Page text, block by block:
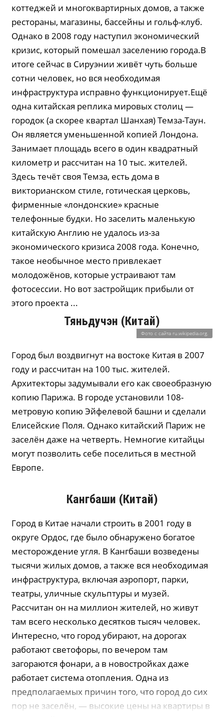
коттеджей и многоквартирных домов, а также
рестораны, магазины, бассейны и гольф-клуб.
Однако в 2008 году наступил экономический
кризис, который помешал заселению города.В
итоге сейчас в Сируэнии живёт чуть больше
сотни человек, но вся необходимая
инфраструктура исправно функционирует.Ещё
одна китайская реплика мировых столиц —
городок (а скорее квартал Шанхая) Темза-Таун.
Он является уменьшенной копией Лондона.
Занимает площадь всего в один квадратный
километр и рассчитан на 10 тыс. жителей.
Здесь течёт своя Темза, есть дома в
викторианском стиле, готическая церковь,
фирменные «лондонские» красные
телефонные будки. Но заселить маленькую
китайскую Англию не удалось из-за
экономического кризиса 2008 года. Конечно,
такое необычное место привлекает
молодожёнов, которые устраивают там
фотосессии. Но вот застройщик прибыли от
этого проекта ...
Тяньдучэн (Китай)
Фото с сайта ru.wikipedia.org.
Город был воздвигнут на востоке Китая в 2007
году и рассчитан на 100 тыс. жителей.
Архитекторы задумывали его как своеобразную
копию Парижа. В городе установили 108-
метровую копию Эйфелевой башни и сделали
Елисейские Поля. Однако китайский Париж не
заселён даже на четверть. Немногие китайцы
могут позволить себе поселиться в местной
Европе.
Кангбаши (Китай)
Город в Китае начали строить в 2001 году в
округе Ордос, где было обнаружено богатое
месторождение угля. В Кангбаши возведены
тысячи жилых домов, а также вся необходимая
инфраструктура, включая аэропорт, парки,
театры, уличные скульптуры и музей.
Рассчитан он на миллион жителей, но живут
там всего несколько десятков тысяч человек.
Интересно, что город убирают, на дорогах
работают светофоры, по вечером там
загораются фонари, а в новостройках даже
работает система отопления. Одна из
предполагаемых причин того, что город до сих
пор не заселён, — высокие цены на квартиры в